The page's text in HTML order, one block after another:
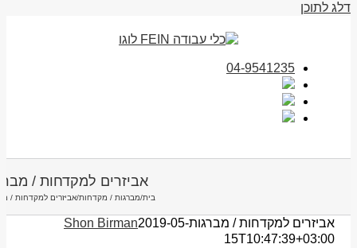
דלג לתוכן
04-9541235
אביזרים למקדחות /
בית/מברגות / מקדחות/אביזרים למקדחות /
אביזרים למקדחות / מברגות Shon Birman2019-05-
15T10:47:39+03:00